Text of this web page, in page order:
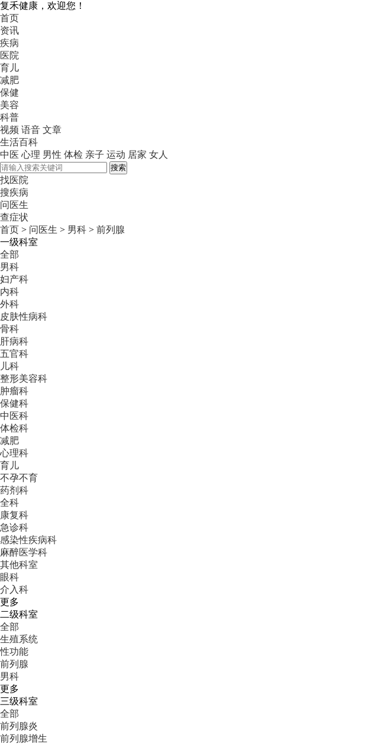
复禾健康，欢迎您！
首页
资讯
疾病
医院
育儿
减肥
保健
美容
科普
视频 语音 文章
生活百科
中医 心理 男性 体检 亲子 运动 居家 女人
搜索
找医院
搜疾病
问医生
查症状
首页 > 问医生 > 男科 > 前列腺
一级科室
全部
男科
妇产科
内科
外科
皮肤性病科
骨科
肝病科
五官科
儿科
整形美容科
肿瘤科
保健科
中医科
体检科
减肥
心理科
育儿
不孕不育
药剂科
全科
康复科
急诊科
感染性疾病科
麻醉医学科
其他科室
眼科
介入科
更多
二级科室
全部
生殖系统
性功能
前列腺
男科
更多
三级科室
全部
前列腺炎
前列腺增生